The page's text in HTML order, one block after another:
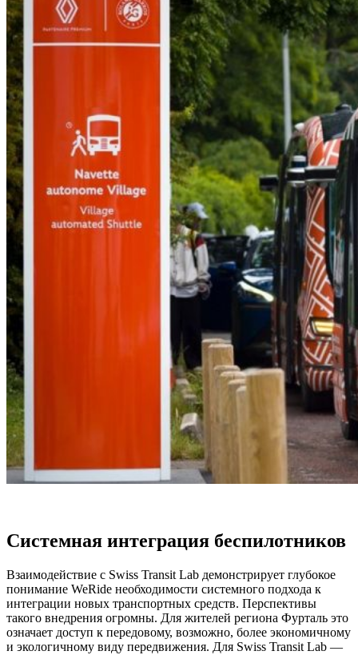
Системная интеграция беспилотников
Взаимодействие с Swiss Transit Lab демонстрирует глубокое
понимание WeRide необходимости системного подхода к
интеграции новых транспортных средств. Перспективы
такого внедрения огромны. Для жителей региона Фурталь это
означает доступ к передовому, возможно, более экономичному
и экологичному виду передвижения. Для Swiss Transit Lab —